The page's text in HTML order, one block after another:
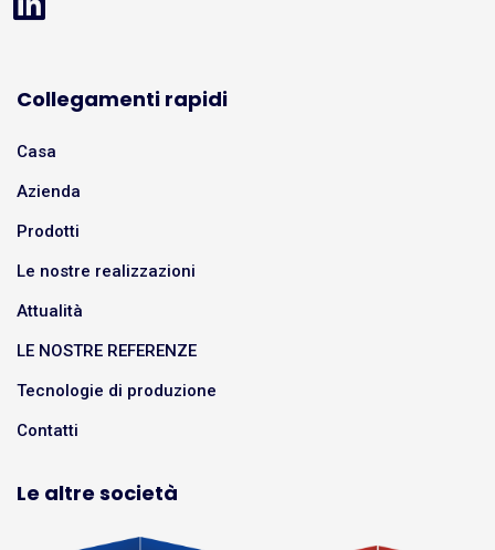
Collegamenti rapidi
Casa
Azienda
Prodotti
Le nostre realizzazioni
Attualità
LE NOSTRE REFERENZE
Tecnologie di produzione
Contatti
Le altre società